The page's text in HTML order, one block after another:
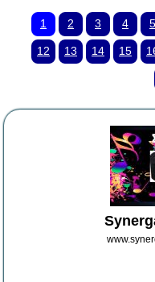
1 2 3 4 5
12 13 14 15